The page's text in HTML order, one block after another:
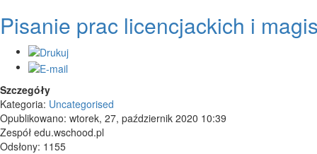
Pisanie prac licencjackich i
Szczegóły
Kategoria: Uncategorised
Opublikowano: wtorek, 27, październik 2020 10:39
Zespół edu.wschood.pl
Odsłony: 1155